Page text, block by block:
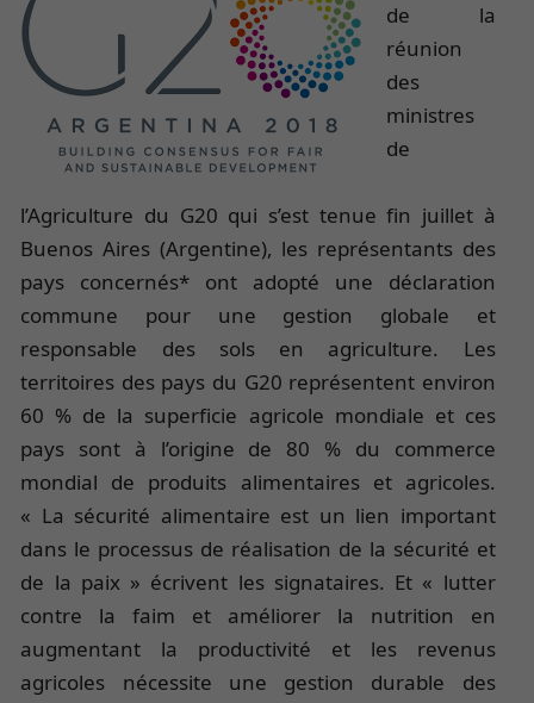
de la
réunion
des
ministres
de
l’Agriculture du G20 qui s’est tenue fin juillet à
Buenos Aires (Argentine), les représentants des
pays concernés* ont adopté une déclaration
commune pour une gestion globale et
responsable des sols en agriculture. Les
territoires des pays du G20 représentent environ
60 % de la superficie agricole mondiale et ces
pays sont à l’origine de 80 % du commerce
mondial de produits alimentaires et agricoles.
« La sécurité alimentaire est un lien important
dans le processus de réalisation de la sécurité et
de la paix » écrivent les signataires. Et « lutter
contre la faim et améliorer la nutrition en
augmentant la productivité et les revenus
agricoles nécessite une gestion durable des